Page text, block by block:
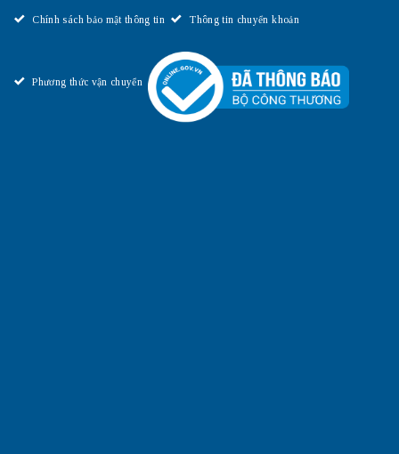
Chính sách bảo mật thông tin Thông tin chuyển khoản
Phương thức vận chuyển